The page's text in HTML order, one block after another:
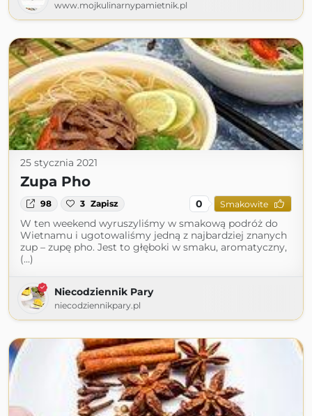
www.mojkulinarnypamietnik.pl
25 stycznia 2021
Zupa Pho
98 3 Zapisz 0 Smakowite
W ten weekend wyruszyliśmy w smakową podróż do
Wietnamu i ugotowaliśmy jedną z najbardziej znanych
zup – zupę pho. Jest to głęboki w smaku, aromatyczny,
(...)
Niecodziennik Pary
niecodziennikpary.pl